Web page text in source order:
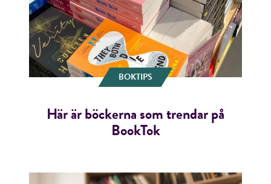
BOKTIPS
Här är böckerna som trendar på
BookTok